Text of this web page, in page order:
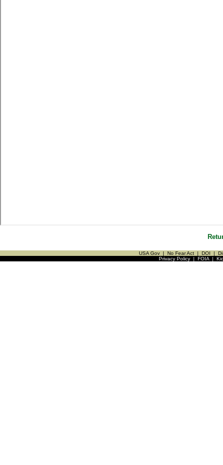
USA Gov | No Fear Act | DOI |
Privacy Policy| FOIA|